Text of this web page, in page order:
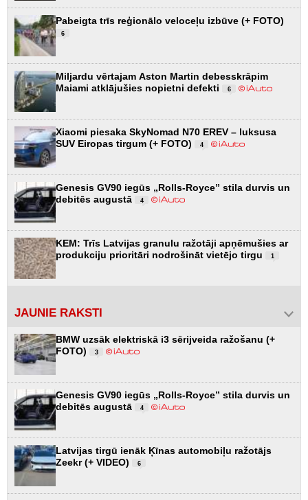
Pabeigta trīs reģionālo veloceļu izbūve (+ FOTO)
6
Miljardu vērtajam Aston Martin debesskrāpim
Maiami atklājušies nopietni defekti
6
Xiaomi piesaka SkyNomad N70 EREV – luksusa
SUV Eiropas tirgum (+ FOTO)
4
Genesis GV90 iegūs „Rolls-Royce” stila durvis un
debitēs augustā
4
KEM: Trīs Latvijas granulu ražotāji apņēmušies ar
produkciju prioritāri nodrošināt vietējo tirgu
1
JAUNIE RAKSTI
BMW uzsāk elektriskā i3 sērijveida ražošanu (+
FOTO)
3
Genesis GV90 iegūs „Rolls-Royce” stila durvis un
debitēs augustā
4
Latvijas tirgū ienāk Ķīnas automobiļu ražotājs
Zeekr (+ VIDEO)
6